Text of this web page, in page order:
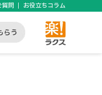
質問 お役立ちコラム
らう